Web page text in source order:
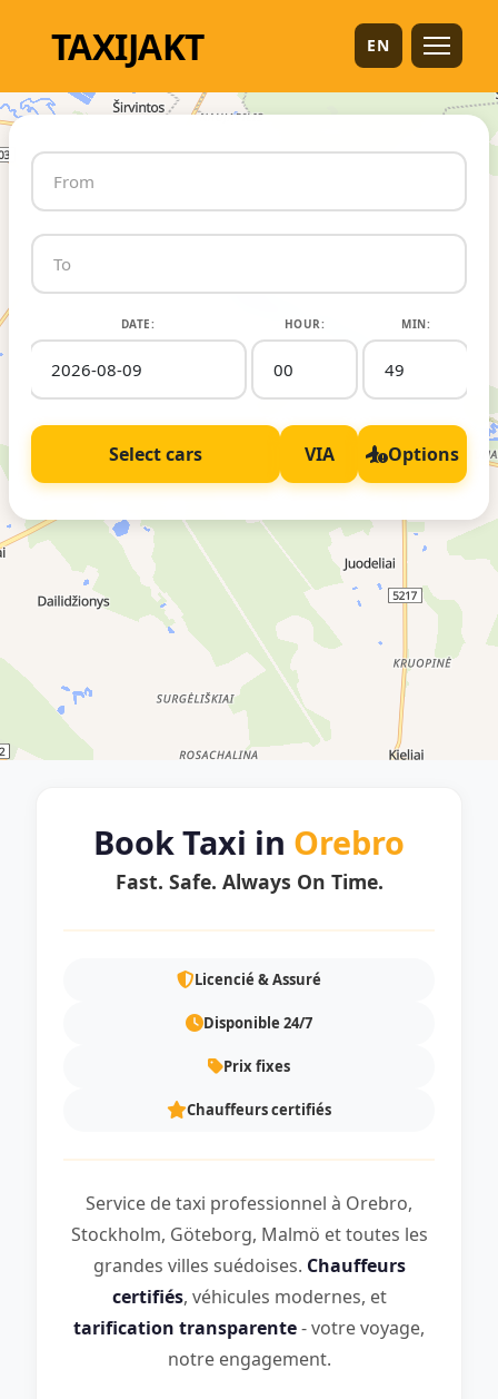
TAXIJAKT EN
DATE: HOUR: MIN:
Select cars VIA Options
Book Taxi in Orebro
Fast. Safe. Always On Time.
Licencié & Assuré
Disponible 24/7
Prix fixes
Chauffeurs certifiés
Service de taxi professionnel à Orebro,
Stockholm, Göteborg, Malmö et toutes les
grandes villes suédoises. Chauffeurs
certifiés, véhicules modernes, et
tarification transparente- votre voyage,
notre engagement.